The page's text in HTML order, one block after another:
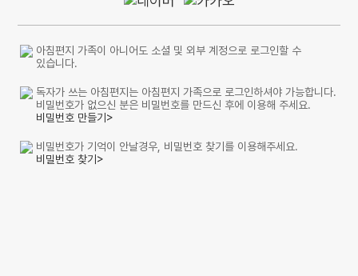
아침편지 가족이 아니어도 소셜 및 외부 계정으로 로그인할 수
있습니다.
독자가 쓰는 아침편지는 아침편지 가족으로 로그인하셔야 가능합니다.
비밀번호가 없으신 분은 비밀번호를 만드신 후에 이용해 주세요.
비밀번호 만들기>
비밀번호가 기억이 안날경우, 비밀번호 찾기를 이용해주세요.
비밀번호 찾기>